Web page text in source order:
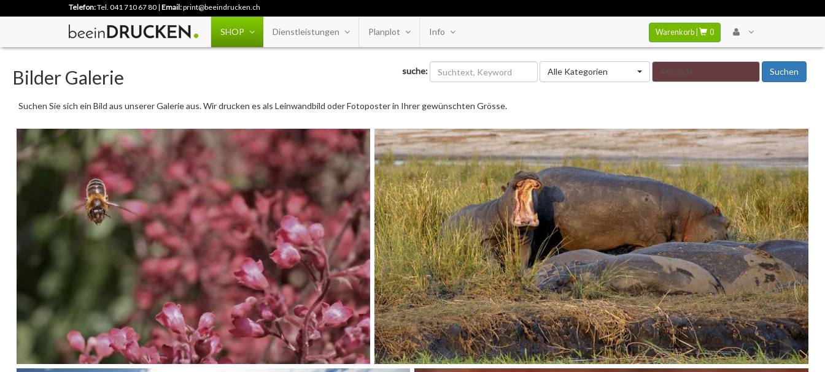
Telefon:Tel. 041 710 67 80 | Email:print@beeindrucken.ch
SHOP Dienstleistungen Planplot Info Warenkorb | 0
Bilder Galerie suche: Kategorie
Alle Kategorien Suchen
Suchen Sie sich ein Bild aus unserer Galerie aus. Wir drucken es als Leinwandbild oder Fotoposter in Ihrer gewünschten Grösse.